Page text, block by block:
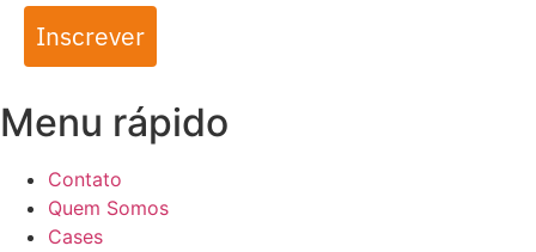
Inscrever
Menu rápido
Contato
Quem Somos
Cases